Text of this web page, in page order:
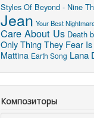
Styles Of Beyond - Nine
Jean Your Best
Care About Us Death
Only Thing They Fear Is
Mattina Earth Song Lana
Композиторы